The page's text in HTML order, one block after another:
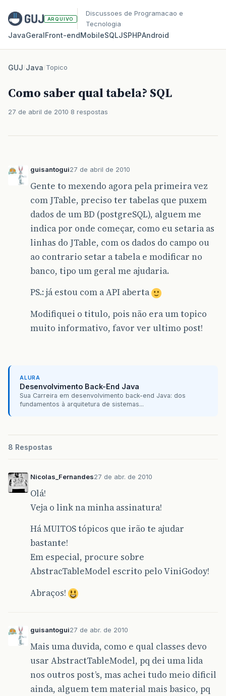
ARQUIVO
Discussoes de Programacao e
Tecnologia
JavaGeralFront‑endMobileSQLJSPHPAndroid
GUJ/Java/Topico
Como saber qual tabela? SQL
27 de abril de 2010 8 respostas
guisantogui27 de abril de 2010
Gente to mexendo agora pela primeira vez
com JTable, preciso ter tabelas que puxem
dados de um BD (postgreSQL), alguem me
indica por onde começar, como eu setaria as
linhas do JTable, com os dados do campo ou
ao contrario setar a tabela e modificar no
banco, tipo um geral me ajudaria.
PS.: já estou com a API aberta
Modifiquei o titulo, pois não era um topico
muito informativo, favor ver ultimo post!
ALURA
Desenvolvimento Back-End Java
Sua Carreira em desenvolvimento back-end Java: dos
fundamentos à arquitetura de sistemas...
8 Respostas
Nicolas_Fernandes27 de abr. de 2010
Olá!
Veja o link na minha assinatura!
Há MUITOS tópicos que irão te ajudar
bastante!
Em especial, procure sobre
AbstracTableModel escrito pelo ViniGodoy!
Abraços!
guisantogui27 de abr. de 2010
Mais uma duvida, como e qual classes devo
usar AbstractTableModel, pq dei uma lida
nos outros post’s, mas achei tudo meio dificil
ainda, alguem tem material mais basico, pq